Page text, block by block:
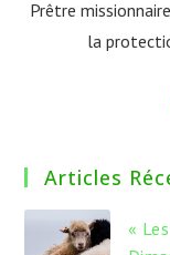
Prêtre
la
Articles
«